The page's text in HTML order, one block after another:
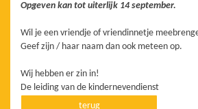
Opgeven kan tot uiterlijk 14 september.
Wil je een vriendje of vriendinnetje
Geef zijn / haar naam dan ook meteen op.
Wij hebben er zin in!
De leiding van de kindernevendienst
terug